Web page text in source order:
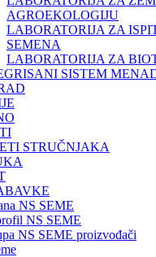
AGROEKOLOGIJU
LABORATORIJA ZA
SEMENA
LABORATORIJA ZA
SISTEM
STRUČNJAKA
NS SEME
NS SEME
NS SEME proizvođači